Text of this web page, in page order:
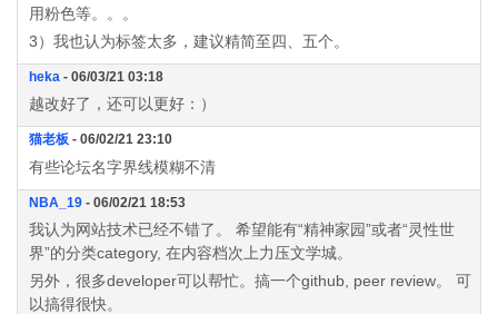
用粉色等。。。
3）我也认为标签太多，建议精简至四、五个。
heka - 06/03/21 03:18
越改好了，还可以更好：）
猫老板 - 06/02/21 23:10
有些论坛名字界线模糊不清
NBA_19 - 06/02/21 18:53
我认为网站技术已经不错了。 希望能有“精神家园”或者“灵性世
界”的分类category, 在内容档次上力压文学城。
另外，很多developer可以帮忙。搞一个github, peer review。 可
以搞得很快。